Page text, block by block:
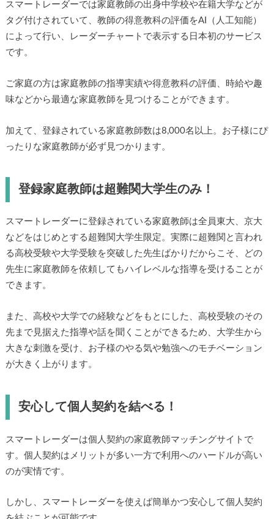
スマートレーダーでは家庭教師の出身中学校や在籍大学などが
タグ付けされていて、教師の得意教科の評価をAI（人工知能）
によって行い、レーダーチャートで表示する日本初のサービス
です。
ご家庭の方は家庭教師の指導実績や得意教科の評価、時給や趣
味などから最適な家庭教師を見つけることができます。
加えて、登録されている家庭教師数は8,000名以上。お子様にぴ
ったりな家庭教師が必ず見つかります。
登録家庭教師は超難関大学生のみ！
スマートレーダーに登録されている家庭教師は全員東大、京大
などをはじめとする超難関大学生限定。実際に超難関と言われ
る高校受験や大学受験を突破した先生ばかりだからこそ、どの
先生に家庭教師を依頼してもハイレベルな指導を受けることが
できます。
また、高校や大学での経験などをもとにした、高校受験のその
先まで見据えた指導や話を聞くことができるため、大学生から
大きな刺激を受け、お子様のやる気や勉強へのモチベーション
が大きく上がります。
安心して個人契約を結べる！
スマートレーダーは個人契約の家庭教師マッチングサイトで
す。個人契約はメリットが多い一方で利用へのハードルが高い
のが実情です。
しかし、スマートレーダーを使えば簡単かつ安心して個人契約